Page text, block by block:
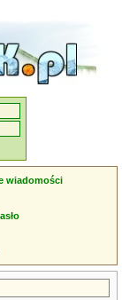
wiadomości